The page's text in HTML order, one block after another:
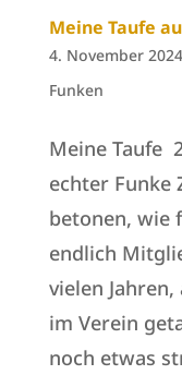
Meine Taufe
4. November 2024
Funken
Meine Taufe
echter Funke
betonen, wie
endlich
vielen
im Verein
noch etwas